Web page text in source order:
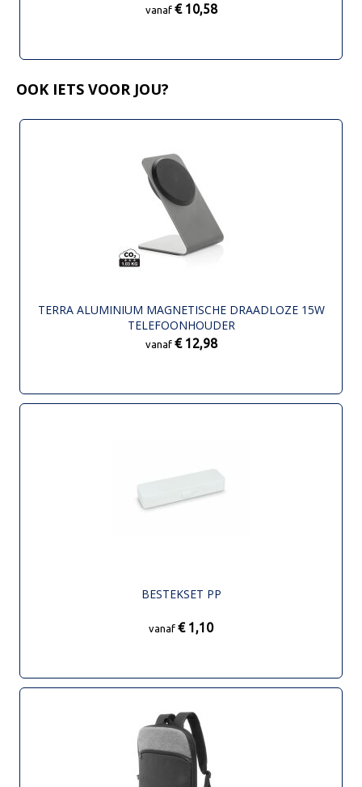
vanaf € 10,58
OOK IETS VOOR JOU?
TERRA ALUMINIUM MAGNETISCHE DRAADLOZE 15W
TELEFOONHOUDER
vanaf € 12,98
BESTEKSET PP
vanaf € 1,10